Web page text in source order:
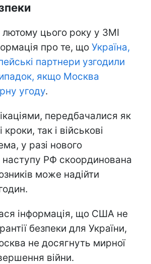
цього року у ЗМІ
про те, що Україна,
партнери узгодили
якщо Москва
угоду.
передбачалися як
так і військові
у разі нового
РФ скоординована
може надійти
інформація, що США не
безпеки для України,
не досягнуть мирної
війни.